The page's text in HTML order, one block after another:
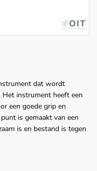
dat wordt
instrument heeft een
een goede grip en
is gemaakt van een
is en bestand is tegen